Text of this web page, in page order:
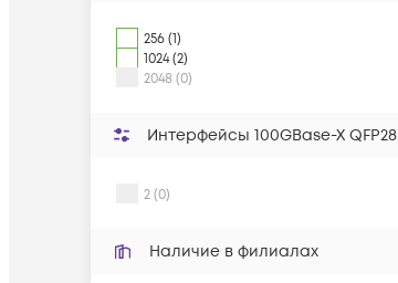
256 (1)
1024 (2)
2048 (0)
Интерфейсы 100GBase-X QFP28
2 (0)
Наличие в филиалах